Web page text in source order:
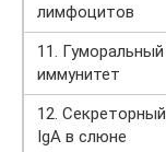
лимфоцитов
11. Гуморальный
иммунитет
12. Секреторный
IgA в слюне